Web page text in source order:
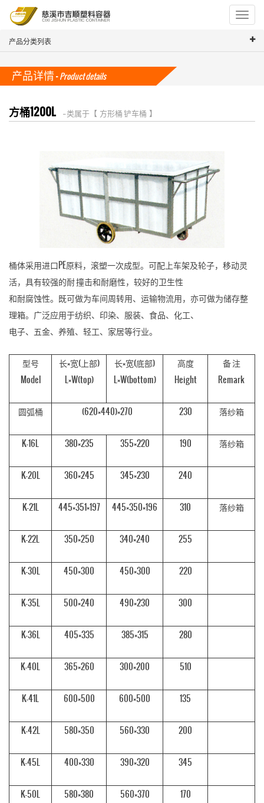
Toggle
产品分类列表
产品详情 -Product details
方桶1200L -- 类属于【 方形桶 铲车桶 】
桶体采用进口PE原料，滚塑一次成型。可配上车架及轮子，移动灵
活，具有较强的耐 撞击和耐磨性，较好的卫生性
和耐腐蚀性。既可做为车间周转用、运输物流用，亦可做为储存整
理箱。广泛应用于纺织、印染、服装、食品、化工、
电子、五金、养殖、轻工、家居等行业。
型号
Model
长×宽(上部)
L×W(top)
长×宽(底部)
L×W(bottom)
高度
Height
备 注
Remark
圆弧桶 (620×440)×270 230 落纱箱
K-16L 380×235 355×220 190 落纱箱
K-20L 360×245 345×230 240
K-21L 445×351×197 445×350×196 310 落纱箱
K-22L 350×250 340×240 255
K-30L 450×300 450×300 220
K-35L 500×240 490×230 300
K-36L 405×335 385×315 280
K-40L 365×260 300×200 510
K-41L 600×500 600×500 135
K-42L 580×350 560×330 200
K-45L 400×330 390×320 345
K-50L 580×380 560×370 170